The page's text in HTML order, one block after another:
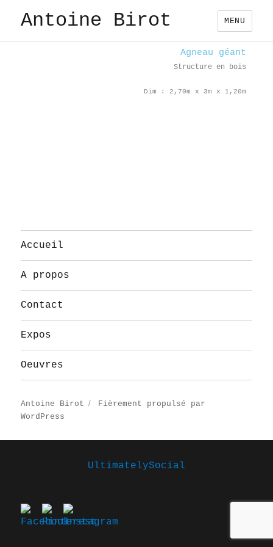
Antoine Birot MENU
Agneau géant
Structure en bois
Dim : 2,70m x 3m x 1,20m
Accueil
A propos
Contact
Expos
Oeuvres
Antoine Birot
Fièrement propulsé par
WordPress
UltimatelySocial